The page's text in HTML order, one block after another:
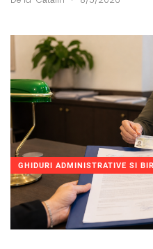
GHIDURI ADMINISTRATIVE SI